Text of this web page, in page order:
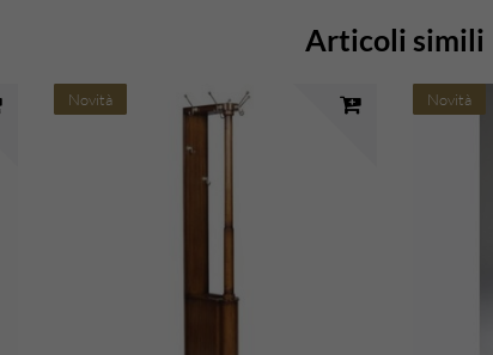
Articoli simili
Novità Novità